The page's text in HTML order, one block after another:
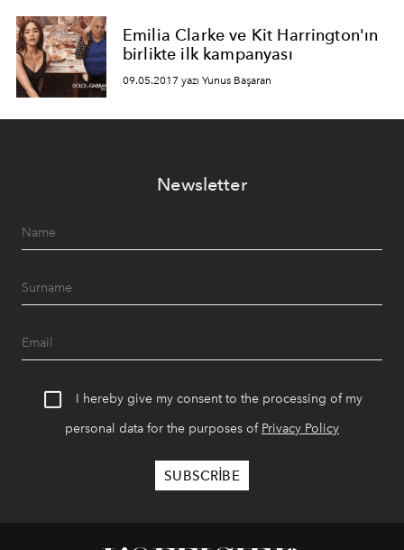
Emilia Clarke ve Kit Harrington'ın
birlikte ilk kampanyası
09.05.2017 yazı Yunus Başaran
Newsletter
I hereby give my consent to the processing of my
personal data for the purposes of Privacy Policy